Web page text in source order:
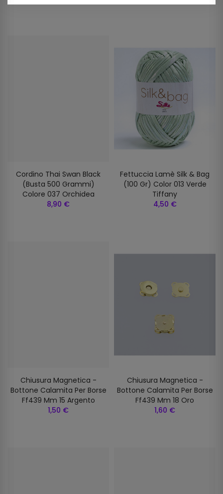
Cordino Thai Swan Black
(busta 500 Grammi)
Colore 037 Orchidea
8,90 €
Fettuccia Lamè Silk & Bag
(100 Gr) Color 013 Verde
Tiffany
4,50 €
Chiusura Magnetica -
Bottone Calamita Per Borse
Ff439 Mm 15 Argento
1,50 €
Chiusura Magnetica -
Bottone Calamita Per Borse
Ff439 Mm 18 Oro
1,60 €